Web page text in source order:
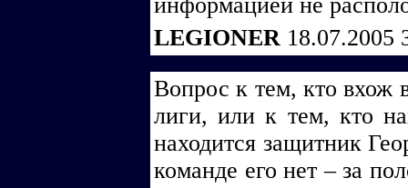
LEGIONER 18.07.2005
Вопрос к тем, кто вхож
лиги, или к тем, кто
находится защитник
команде его нет – за